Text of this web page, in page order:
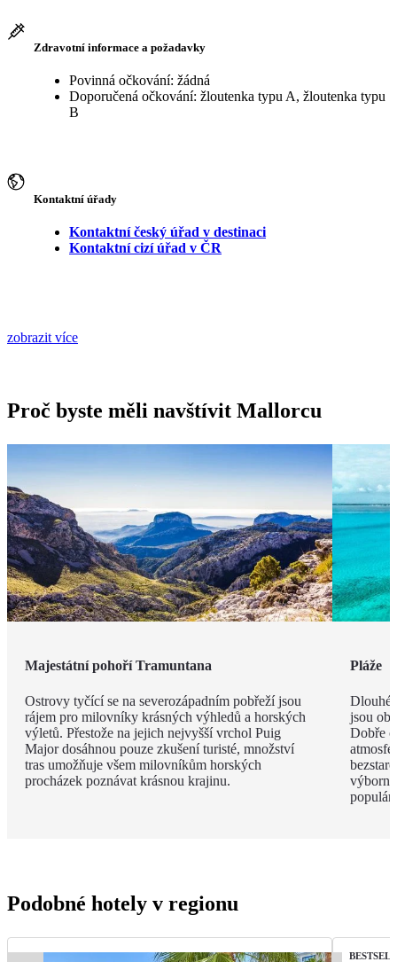
Zdravotní informace a požadavky
Povinná očkování: žádná
Doporučená očkování: žloutenka typu A, žloutenka typu
B
Kontaktní úřady
Kontaktní český úřad v destinaci
Kontaktní cizí úřad v ČR
zobrazit více
Proč byste měli navštívit Mallorcu
Majestátní pohoří Tramuntana
Ostrovy tyčící se na severozápadním pobřeží jsou
rájem pro milovníky krásných výhledů a horských
výletů. Přestože na jejich nejvyšší vrchol Puig
Major dosáhnou pouze zkušení turisté, množství
tras umožňuje všem milovníkům horských
procházek poznávat krásnou krajinu.
Pláže
Dlouhé
jsou
Dobře
Podobné hotely v regionu